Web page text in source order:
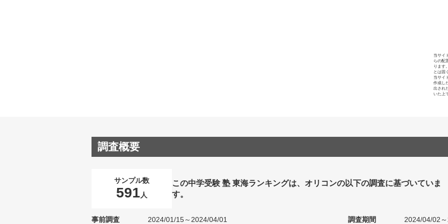
当サイ
らの配
ります
とは固
当サイ
作成し
出され
いた上
調査概要
サンプル数
591 人
この中学受験 塾 東海ランキングは、オリコンの以下の調査に基づいていま
す。
事前調査
2024/01/15～2024/04/01
調査期間
2024/04/02